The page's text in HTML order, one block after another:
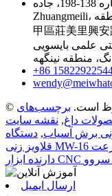
دفتر مرکزی تایوان: شماره 138-198، جاده Xing'an،
Zhuangmeili، منطقه Dajia، شهر Taichung، Taiwan台中市大
甲區莊美里興安
علمی بایسویی
‎+86
برچسب‌های
داغ, نقشه سایت
برش آسیاب, دستگاه
سروو
ارسال ایمیل